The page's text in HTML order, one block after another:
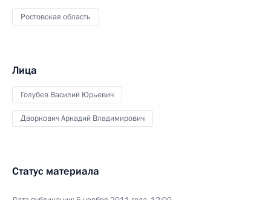
Ростовская область
Лица
Голубев Василий Юрьевич
Дворкович Аркадий Владимирович
Статус материала